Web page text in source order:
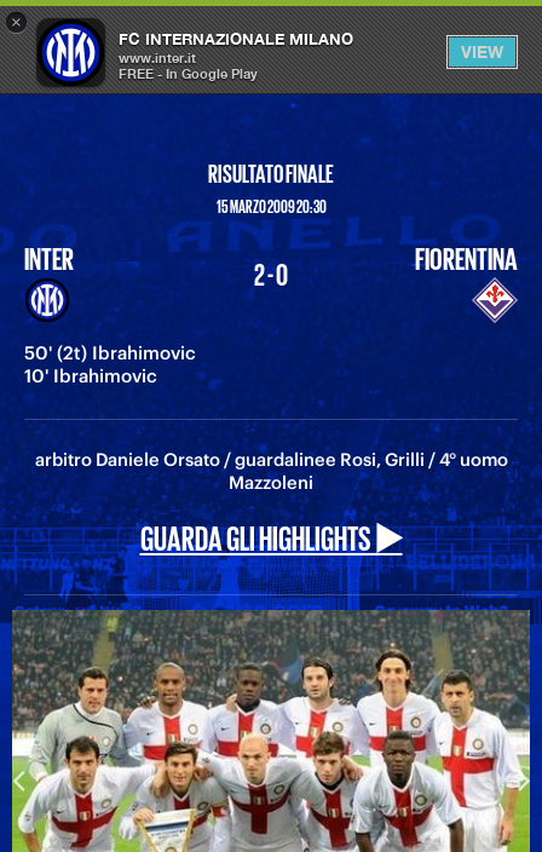
×
FC INTERNAZIONALE MILANO
www.inter.it
FREE - In Google Play
VIEW
OPEN
MENU
RISULTATO FINALE
15 MARZO 2009 20:30
INTER
50' (2t) Ibrahimovic
10' Ibrahimovic
2 - 0 FIORENTINA
arbitro Daniele Orsato / guardalinee Rosi, Grilli / 4° uomo
Mazzoleni
GUARDA GLI HIGHLIGHTS ▶️